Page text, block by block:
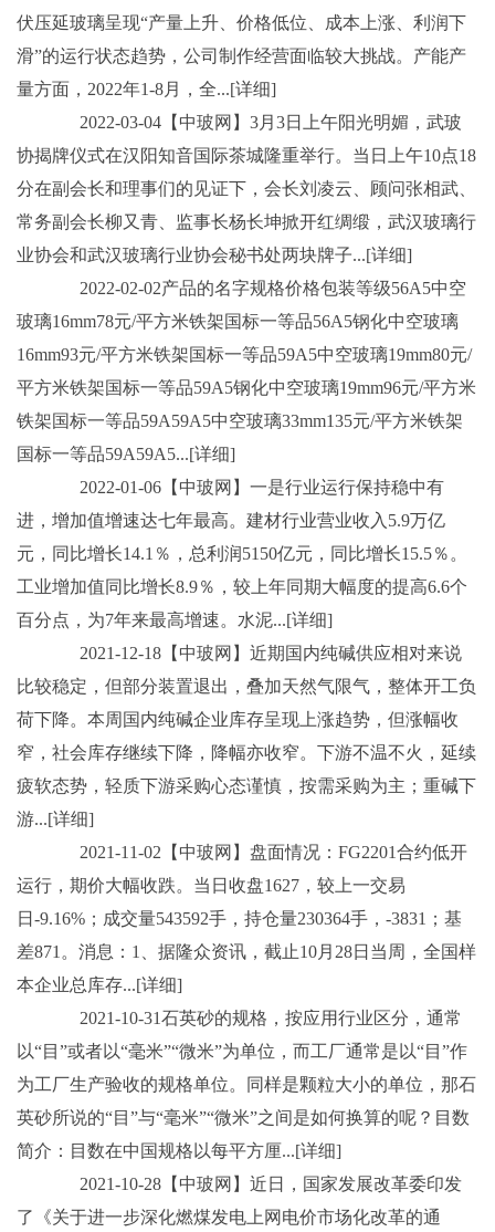
伏压延玻璃呈现“产量上升、价格低位、成本上涨、利润下
滑”的运行状态趋势，公司制作经营面临较大挑战。产能产
量方面，2022年1-8月，全...[详细]
2022-03-04【中玻网】3月3日上午阳光明媚，武玻
协揭牌仪式在汉阳知音国际茶城隆重举行。当日上午10点18
分在副会长和理事们的见证下，会长刘凌云、顾问张相武、
常务副会长柳又青、监事长杨长坤掀开红绸缎，武汉玻璃行
业协会和武汉玻璃行业协会秘书处两块牌子...[详细]
2022-02-02产品的名字规格价格包装等级56A5中空
玻璃16mm78元/平方米铁架国标一等品56A5钢化中空玻璃
16mm93元/平方米铁架国标一等品59A5中空玻璃19mm80元/
平方米铁架国标一等品59A5钢化中空玻璃19mm96元/平方米
铁架国标一等品59A59A5中空玻璃33mm135元/平方米铁架
国标一等品59A59A5...[详细]
2022-01-06【中玻网】一是行业运行保持稳中有
进，增加值增速达七年最高。建材行业营业收入5.9万亿
元，同比增长14.1％，总利润5150亿元，同比增长15.5％。
工业增加值同比增长8.9％，较上年同期大幅度的提高6.6个
百分点，为7年来最高增速。水泥...[详细]
2021-12-18【中玻网】近期国内纯碱供应相对来说
比较稳定，但部分装置退出，叠加天然气限气，整体开工负
荷下降。本周国内纯碱企业库存呈现上涨趋势，但涨幅收
窄，社会库存继续下降，降幅亦收窄。下游不温不火，延续
疲软态势，轻质下游采购心态谨慎，按需采购为主；重碱下
游...[详细]
2021-11-02【中玻网】盘面情况：FG2201合约低开
运行，期价大幅收跌。当日收盘1627，较上一交易
日-9.16%；成交量543592手，持仓量230364手，-3831；基
差871。消息：1、据隆众资讯，截止10月28日当周，全国样
本企业总库存...[详细]
2021-10-31石英砂的规格，按应用行业区分，通常
以“目”或者以“毫米”“微米”为单位，而工厂通常是以“目”作
为工厂生产验收的规格单位。同样是颗粒大小的单位，那石
英砂所说的“目”与“毫米”“微米”之间是如何换算的呢？目数
简介：目数在中国规格以每平方厘...[详细]
2021-10-28【中玻网】近日，国家发展改革委印发
了《关于进一步深化燃煤发电上网电价市场化改革的通